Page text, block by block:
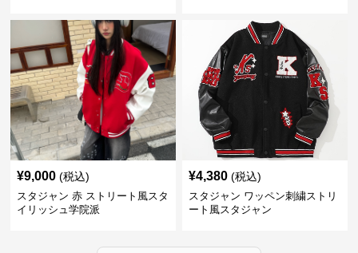
¥9,000 (税込)
スタジャン 赤 ストリート風スタ
イリッシュ学院派
¥4,380 (税込)
スタジャン ワッペン刺繍ストリ
ート風スタジャン